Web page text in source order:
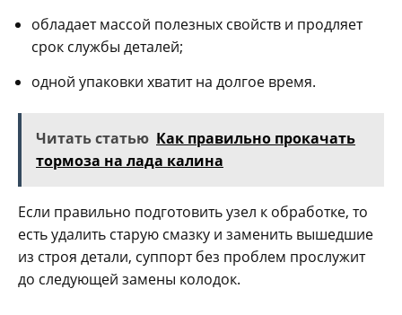
обладает массой полезных свойств и продляет
срок службы деталей;
одной упаковки хватит на долгое время.
Читать статью Как правильно прокачать
тормоза на лада калина
Если правильно подготовить узел к обработке, то
есть удалить старую смазку и заменить вышедшие
из строя детали, суппорт без проблем прослужит
до следующей замены колодок.